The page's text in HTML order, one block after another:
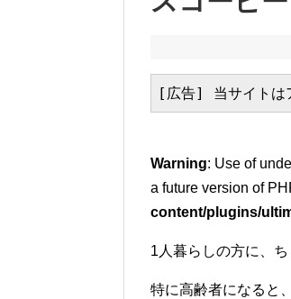
[広告] 当サイトは
Warning: Use of
a future version of
content/plugins/
1人暮らしの方に、
特に高齢者になると